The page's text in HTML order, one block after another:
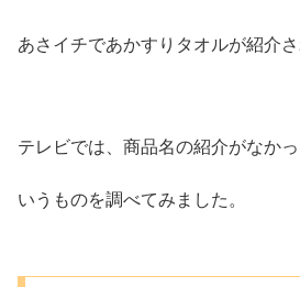
あさイチであかすりタオルが紹介さ
テレビでは、商品名の紹介がなか
いうものを調べてみました。